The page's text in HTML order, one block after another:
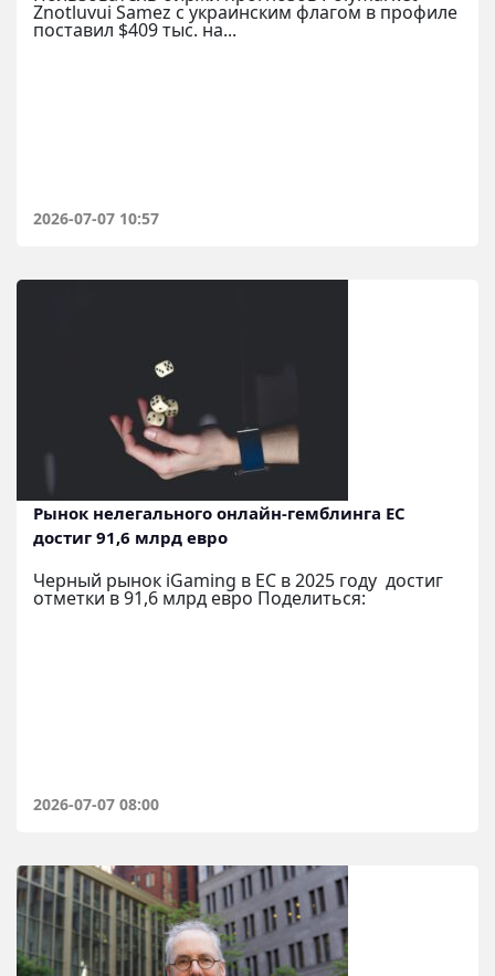
Znotluvui Samez с украинским флагом в профиле
поставил $409 тыс. на...
2026-07-07 10:57
Рынок нелегального онлайн-гемблинга ЕС
достиг 91,6 млрд евро
Черный рынок iGaming в ЕС в 2025 году достиг
отметки в 91,6 млрд евро Поделиться:
2026-07-07 08:00